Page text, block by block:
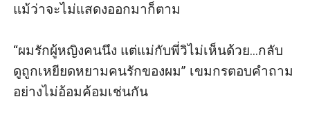
ทางไปจนถึงจุดสุขสมแห่งไฟอารมณ์
กระเจิดกระเจิงไป เมื่อครู่ของวิลาสินีก็กลับคืนมา หล่อน
พยายามยันตัวลุกจากโซฟาแต่ต้องล้มไปนอนอีกครั้งเพราะ
มือใหญ่ของนิวัชกอดรัดเอวบางไม่ให้ลุกไปไหน
แม้ว่าจะไม่แสดงออกมาก็ตาม
“ผมรักผู้หญิงคนนึง แต่แม่กับพี่วิไม่เห็นด้วย...กลับ
ดูถูกเหยียดหยามคนรักของผม” เขมกรตอบคําถาม
อย่างไม่อ้อมค้อมเช่นกัน